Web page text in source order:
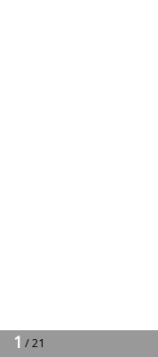
1 / 21